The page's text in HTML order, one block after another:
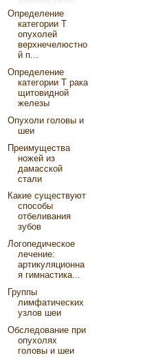
Определение
категории Т
опухолей
верхнечелюстно
й п...
Определение
категории Т рака
щитовидной
железы
Опухоли головы и
шеи
Преимущества
ножей из
дамасской
стали
Какие существуют
способы
отбеливания
зубов
Логопедическое
лечение:
артикуляционна
я гимнастика...
Группы
лимфатических
узлов шеи
Обследование при
опухолях
головы и шеи